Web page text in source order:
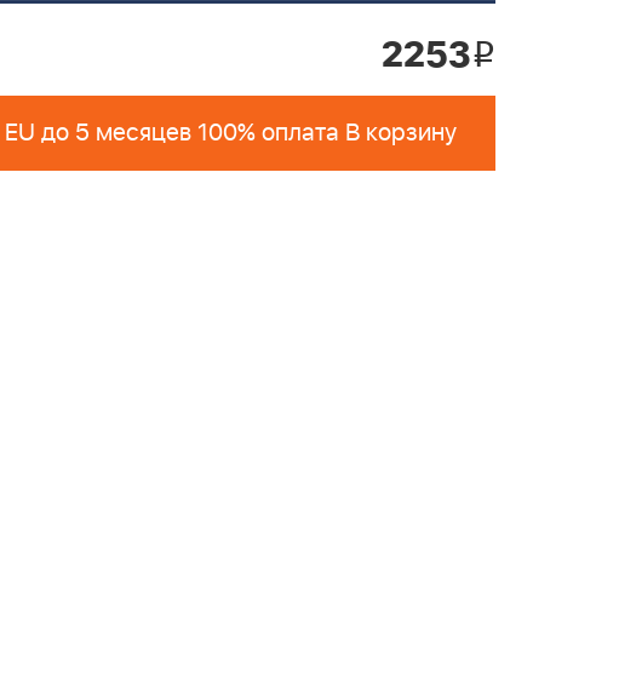
2253i
до 5 месяцев 100% оплата В корзину